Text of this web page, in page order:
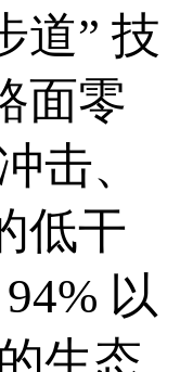
道” 技
面零
击、
低干
以